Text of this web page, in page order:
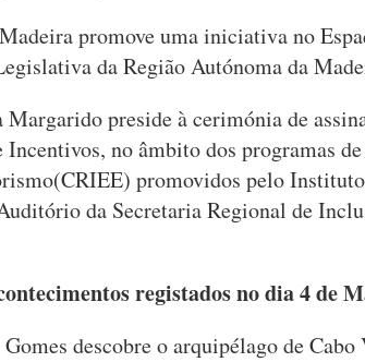
promove uma iniciativa no
da Região Autónoma da
Margarido preside à cerimónia de
Incentivos, no âmbito dos programas
promovidos pelo
da Secretaria Regional de
registados no dia 4 de
descobre o arquipélago de Cabo